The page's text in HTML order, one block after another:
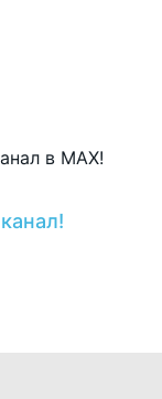
в MAX!